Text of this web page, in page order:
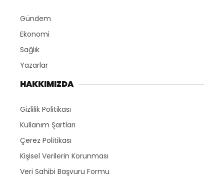
Gündem
Ekonomi
Sağlık
Yazarlar
HAKKIMIZDA
Gizlilik Politikası
Kullanım Şartları
Çerez Politikası
Kişisel Verilerin Korunması
Veri Sahibi Başvuru Formu